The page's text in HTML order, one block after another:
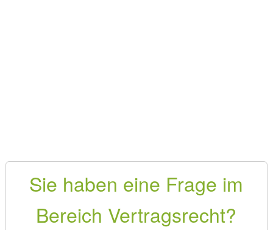
Sie haben eine Frage im
Bereich Vertragsrecht?